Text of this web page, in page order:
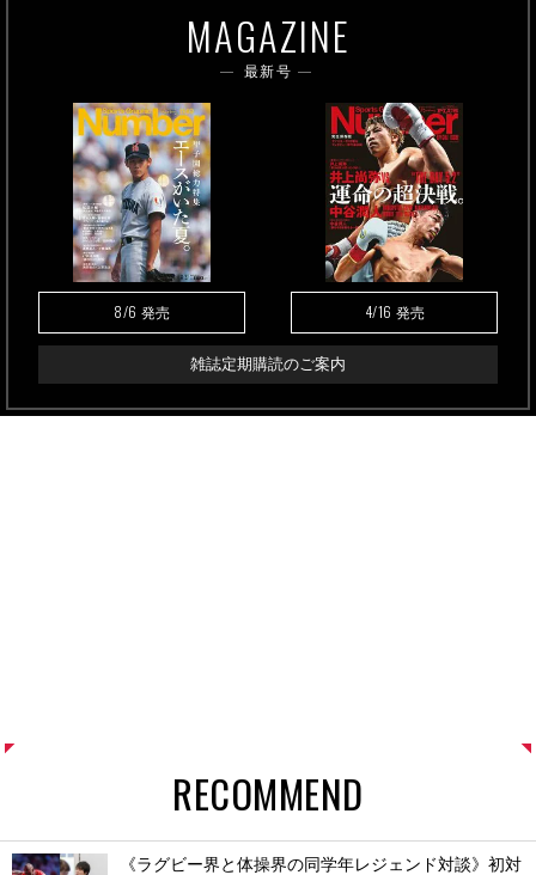
MAGAZINE
最新号
8/6 発売 4/16 発売
雑誌定期購読のご案内
RECOMMEND
《ラグビー界と体操界の同学年レジェンド対談》初対